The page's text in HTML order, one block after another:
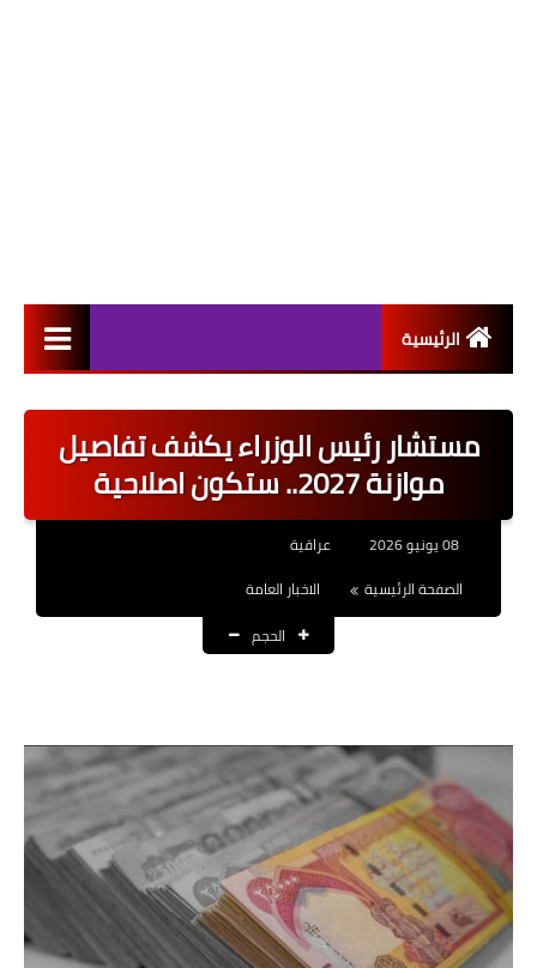
الرئيسية
اخبار القطاع العام
اخبار القطاع الخاص
العقود والاجور اليومية
القروض والسلف
المنح المالية
قطع الاراضي
اخبار العراق
مستشار رئيس الوزراء يكشف تفاصيل
موازنة 2027.. ستكون اصلاحية
08 يونيو 2026
عراقية
الصفحة الرئيسية
الاخبار العامة
الحجم